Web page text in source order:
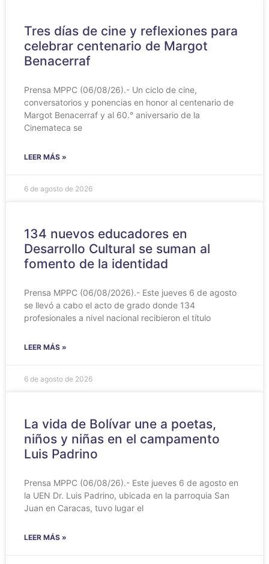
Tres días de cine y reflexiones para
celebrar centenario de Margot
Benacerraf
Prensa MPPC (06/08/26).- Un ciclo de cine,
conversatorios y ponencias en honor al centenario de
Margot Benacerraf y al 60.° aniversario de la
Cinemateca se
LEER MÁS »
6 de agosto de 2026
134 nuevos educadores en
Desarrollo Cultural se suman al
fomento de la identidad
Prensa MPPC (06/08/2026).- Este jueves 6 de agosto
se llevó a cabo el acto de grado donde 134
profesionales a nivel nacional recibieron el título
LEER MÁS »
6 de agosto de 2026
‎La vida de Bolívar une a poetas,
niños y niñas en el campamento
Luis Padrino
‎Prensa MPPC (06/08/26).- Este jueves 6 de agosto en
la UEN Dr. Luis Padrino, ubicada en la parroquia San
Juan en Caracas, tuvo lugar el
LEER MÁS »